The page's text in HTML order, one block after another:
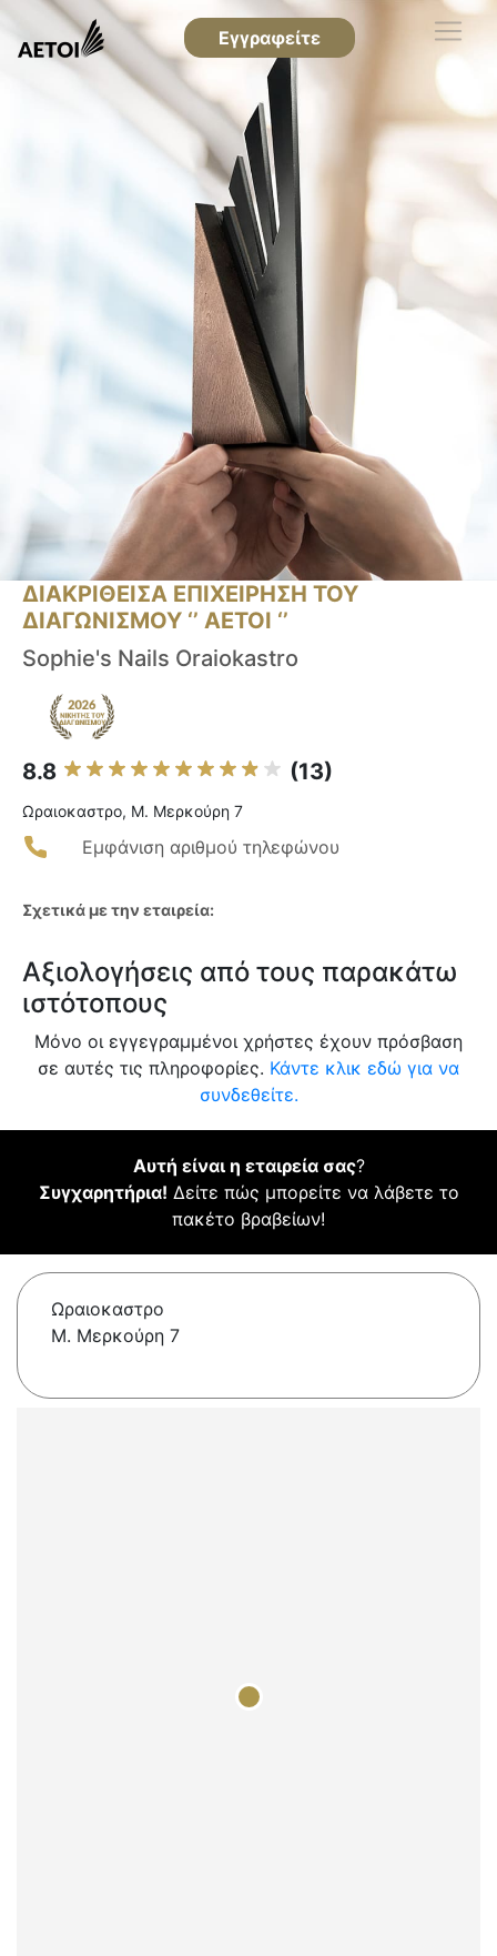
Εγγραφείτε
ΔΙΑΚΡΙΘΕΙΣΑ ΕΠΙΧΕΙΡΗΣΗ ΤΟΥ
ΔΙΑΓΩΝΙΣΜΟΥ ‘’ ΑΕΤΟΙ ‘’
Sophie's Nails Oraiokastro
8.8 (13)
Ωραιοκαστρο, Μ. Μερκούρη 7
Εμφάνιση αριθμού τηλεφώνου
Σχετικά με την εταιρεία:
Αξιολογήσεις από τους παρακάτω
ιστότοπους
Μόνο οι εγγεγραμμένοι χρήστες έχουν πρόσβαση
σε αυτές τις πληροφορίες. Κάντε κλικ εδώ για να
συνδεθείτε.
Αυτή είναι η εταιρεία σας?
Συγχαρητήρια! Δείτε πώς μπορείτε να λάβετε το
πακέτο βραβείων!
Ωραιοκαστρο
Μ. Μερκούρη 7